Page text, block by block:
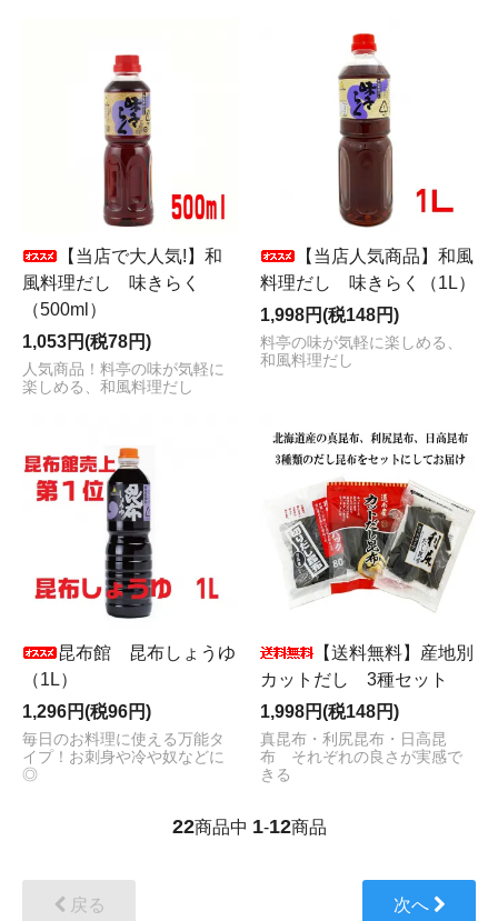
【当店で大人気!】和
風料理だし 味きらく
（500ml）
1,053円(税78円)
人気商品！料亭の味が気軽に
楽しめる、和風料理だし
【当店人気商品】和風
料理だし 味きらく（1L）
1,998円(税148円)
料亭の味が気軽に楽しめる、
和風料理だし
昆布館 昆布しょうゆ
（1L）
1,296円(税96円)
毎日のお料理に使える万能タ
イプ！お刺身や冷や奴などに
◎
【送料無料】産地別
カットだし 3種セット
1,998円(税148円)
真昆布・利尻昆布・日高昆
布 それぞれの良さが実感で
きる
22商品中 1-12商品
戻る 次へ